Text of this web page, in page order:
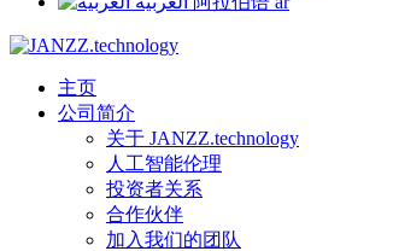
主页
公司简介
关于 JANZZ.technology
人工智能伦理
投资者关系
合作伙伴
加入我们的团队